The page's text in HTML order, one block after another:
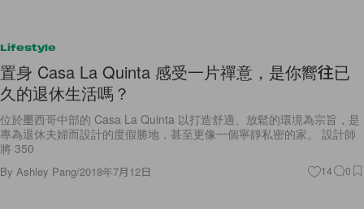
Lifestyle
置身 Casa La Quinta 感受一片禪意，是你嚮往已
久的退休生活嗎？
位於墨西哥中部的 Casa La Quinta 以打造舒適、放鬆的環境為宗旨，是
專為退休夫婦而設計的度假勝地，甚至更像一個寧靜私密的家。 設計師
將 350
By Ashley Pang/2018年7月12日 14 0